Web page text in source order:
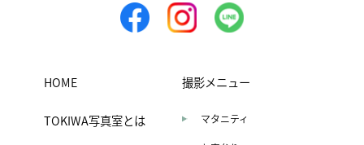
HOME
TOKIWA写真室とは
撮影メニュー
マタニティ